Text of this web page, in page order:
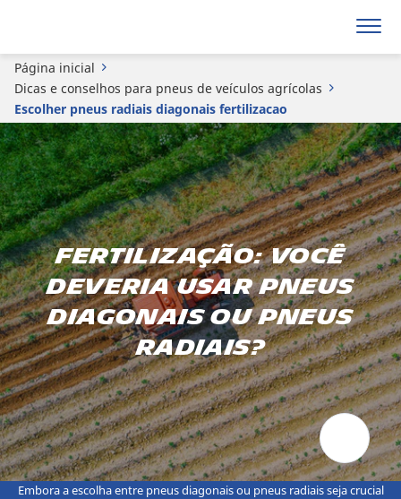
Página inicial
Dicas e conselhos para pneus de veículos agrícolas
Escolher pneus radiais diagonais fertilizacao
Fertilização: você
deveria usar pneus
diagonais ou pneus
radiais?
Embora a escolha entre pneus diagonais ou pneus radiais seja crucial